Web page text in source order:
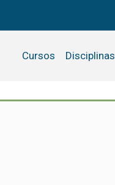
Cursos Disciplinas